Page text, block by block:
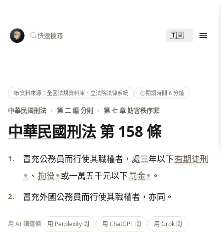
快速搜尋 🇹🇼
📚資料來源：全國法規資料庫、立法院法律系統 🕑閱讀時間 6 分鐘
中華民國刑法 › 第 二 編 分則 › 第 七 章 妨害秩序罪
中華民國刑法第 158 條
1. 冒充公務員而行使其職權者，處三年以下有期徒刑
、 拘役 或一萬五千元以下罰金 。
2. 冒充外國公務員而行使其職權者，亦同。
用 AI 讀這條 用 Perplexity 問 用 ChatGPT 問
用 Grok 問